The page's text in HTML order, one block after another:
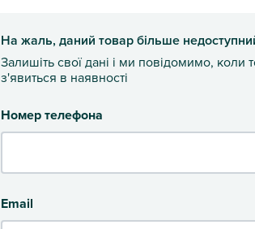
На жаль, даний товар більше
Залишіть свої дані і ми повідомимо, коли
з'явиться в наявності
Номер телефона
Email